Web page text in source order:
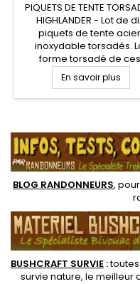
PIQUETS DE TENTE
HIGHLANDER - Lot de
piquets de tente acier
inoxydable torsadés.
forme torsadé de ces
piquets de tente assure
bonne pénétration dans
sol, même rocailleux,
ultra robustes idéaux
tentes et tarps
En savoir plus
BLOG RANDONNEURS,
BUSHCRAFT SURVIE :
survie nature, le meilleur